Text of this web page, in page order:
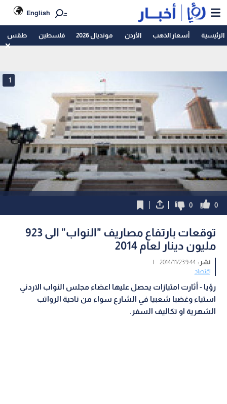
English
الرئيسية أسعار الذهب الأردن مونديال 2026 فلسطين طقس
1
0
0
توقعات بارتفاع مصاريف "النواب" الى 923
مليون دينار لعام 2014
نشر :9:44 2014/11/23
|
اقتصاد
رؤيا - أثارت امتيازات يحصل عليها اعضاء مجلس النواب الاردني
استياء وغضبا شعبيا في الشارع سواء من ناحية الرواتب
الشهرية او تكاليف السفر.